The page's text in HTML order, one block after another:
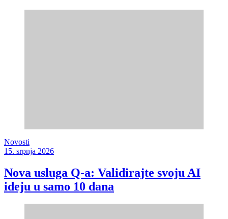
Novosti
15. srpnja 2026
Nova usluga Q-a: Validirajte svoju AI
ideju u samo 10 dana